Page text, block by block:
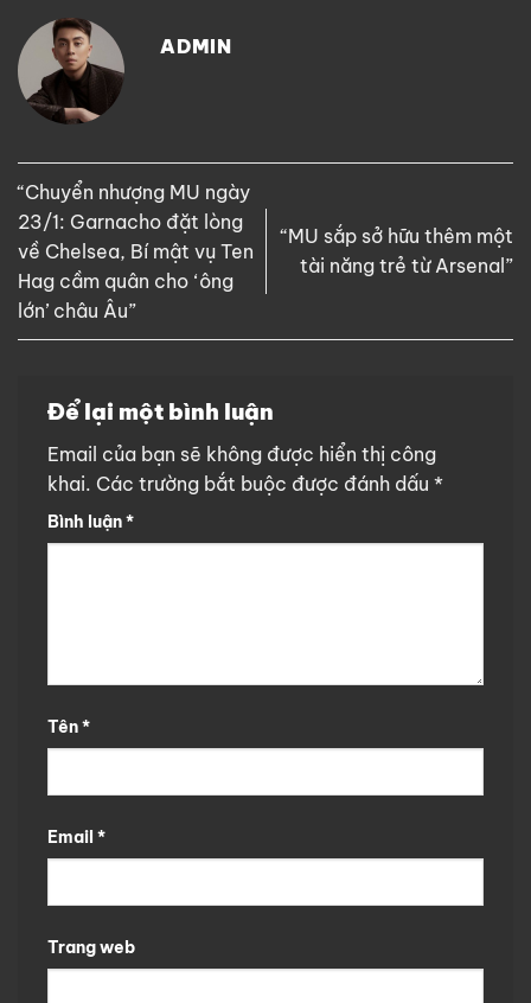
ADMIN
“Chuyển nhượng MU ngày
23/1: Garnacho đặt lòng
về Chelsea, Bí mật vụ Ten
Hag cầm quân cho ‘ông
lớn’ châu Âu”
“MU sắp sở hữu thêm một
tài năng trẻ từ Arsenal”
Để lại một bình luận
Email của bạn sẽ không được hiển thị công
khai. Các trường bắt buộc được đánh dấu *
Bình luận*
Tên*
Email *
Trang web